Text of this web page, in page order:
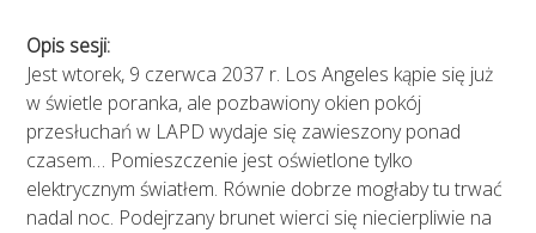
Opis sesji:
Jest wtorek, 9 czerwca 2037 r. Los Angeles kąpie się już
w świetle poranka, ale pozbawiony okien pokój
przesłuchań w LAPD wydaje się zawieszony ponad
czasem… Pomieszczenie jest oświetlone tylko
elektrycznym światłem. Równie dobrze mogłaby tu trwać
nadal noc. Podejrzany brunet wierci się niecierpliwie na